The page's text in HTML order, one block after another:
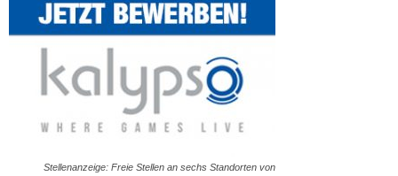
Stellenanzeige: Freie Stellen an sechs Standorten von